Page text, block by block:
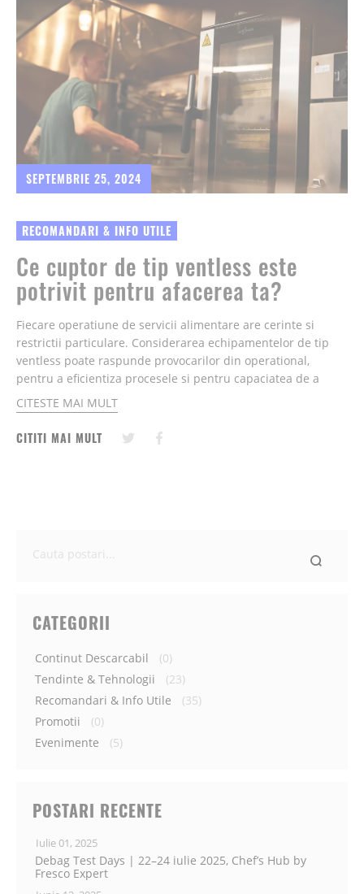
SEPTEMBRIE 25, 2024
RECOMANDARI & INFO UTILE
Ce cuptor de tip ventless este
potrivit pentru afacerea ta?
Fiecare operatiune de servicii alimentare are cerinte si
restrictii particulare. Considerarea echipamentelor de tip
ventless poate raspunde provocarilor din operational,
pentru a eficientiza procesele si pentru capaciatea de a
executa meniuri extinsa si de calitate - oriunde este nevoie...
CITESTE MAI MULT
CITITI MAI MULT
Ce
CATEGORII
Continut Descarcabil
(0)
Tendinte & Tehnologii
(23)
Recomandari & Info Utile
(35)
Promotii
(0)
Evenimente
(5)
POSTARI RECENTE
Iulie 01, 2025
Debag Test Days | 22–24 iulie 2025, Chef’s Hub by
Fresco Expert